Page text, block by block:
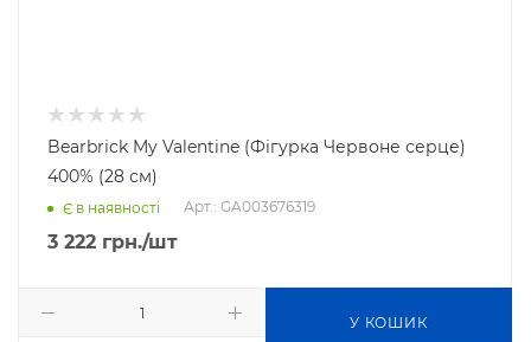
Bearbrick My Valentine (Фігурка Червоне серце)
400% (28 см)
Є в наявності Арт.: GA003676319
3 222 грн./шт
У КОШИК